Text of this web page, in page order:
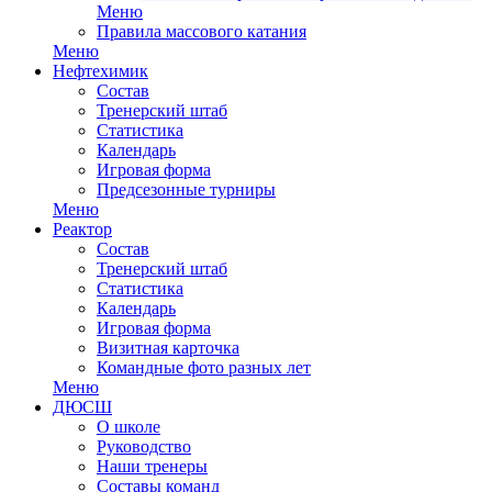
Меню
Правила массового катания
Меню
Нефтехимик
Состав
Тренерский штаб
Статистика
Календарь
Игровая форма
Предсезонные турниры
Меню
Реактор
Состав
Тренерский штаб
Статистика
Календарь
Игровая форма
Визитная карточка
Командные фото разных лет
Меню
ДЮСШ
О школе
Руководство
Наши тренеры
Составы команд